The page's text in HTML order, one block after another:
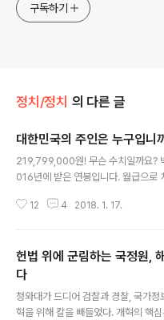
구독하기
정치/정치 의 다른 글
대한민국의 주인은 누구입니
219,799,000원! 무슨 수치일까요?
016년에 받은 연봉입니다. 월급으로
8,000원정도입니다. 대통령을 비롯한
3,200,000는 따로 받습니다. 공무원
16년부터 5년간 동결됐지만 대통령은
을 감안해 연봉이 인상되었습니다.
다. 대통령은 임기를 마치면 해마다 연
12 4 2018. 1. 17.
헌법 위에 군림하는 국정원,
다
청와대가 드디어 검찰과 경찰, 국가정
혁을 위해 칼을 빼들었다. 개혁의 핵